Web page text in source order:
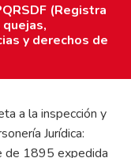
(Registra
y derechos de
a la inspección y
Jurídica:
de 1895 expedida